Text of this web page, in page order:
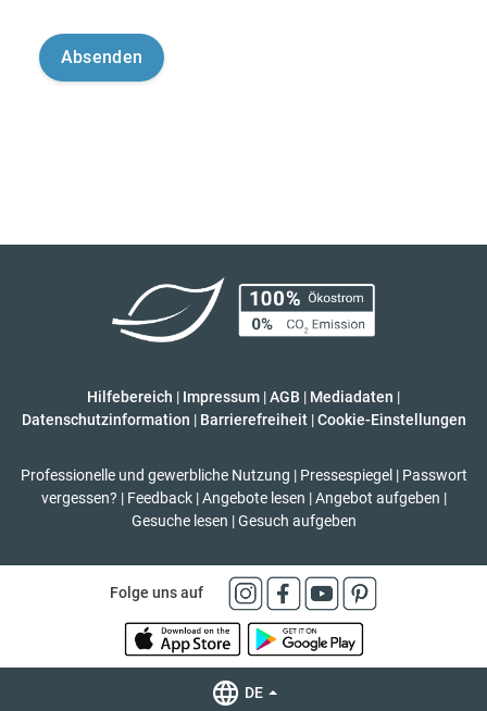
Hilfebereich | Impressum |AGB | Mediadaten |
Datenschutzinformation | Barrierefreiheit | Cookie-Einstellungen
Professionelle und gewerbliche Nutzung | Pressespiegel | Passwort
vergessen? | Feedback | Angebote lesen | Angebot aufgeben |
Gesuche lesen | Gesuch aufgeben
Folge uns auf
DE